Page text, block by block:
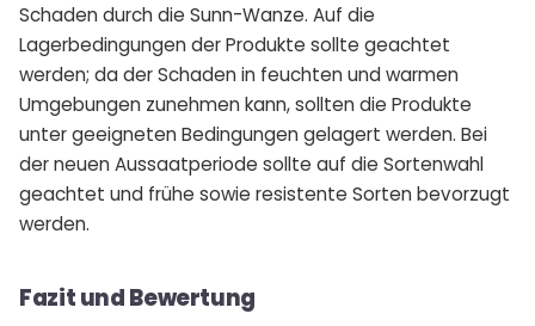
Schaden durch die Sunn-Wanze. Auf die
Lagerbedingungen der Produkte sollte geachtet
werden; da der Schaden in feuchten und warmen
Umgebungen zunehmen kann, sollten die Produkte
unter geeigneten Bedingungen gelagert werden. Bei
der neuen Aussaatperiode sollte auf die Sortenwahl
geachtet und frühe sowie resistente Sorten bevorzugt
werden.
Fazit und Bewertung